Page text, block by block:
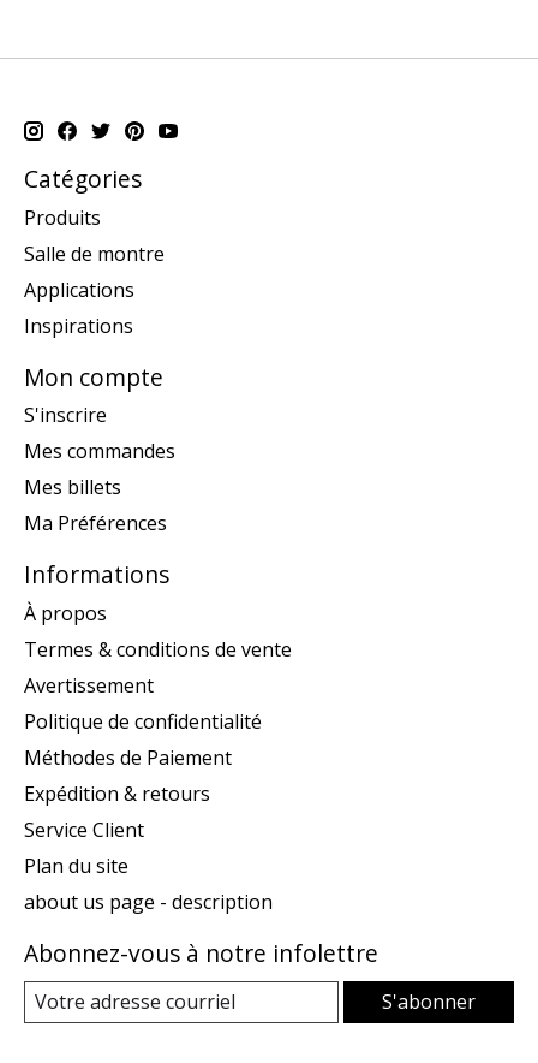
Catégories
Produits
Salle de montre
Applications
Inspirations
Mon compte
S'inscrire
Mes commandes
Mes billets
Ma Préférences
Informations
À propos
Termes & conditions de vente
Avertissement
Politique de confidentialité
Méthodes de Paiement
Expédition & retours
Service Client
Plan du site
about us page - description
Abonnez-vous à notre infolettre
S'abonner